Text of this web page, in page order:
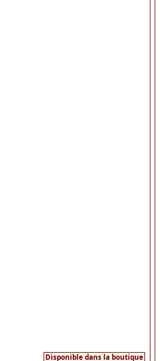
Disponible dans la boutique